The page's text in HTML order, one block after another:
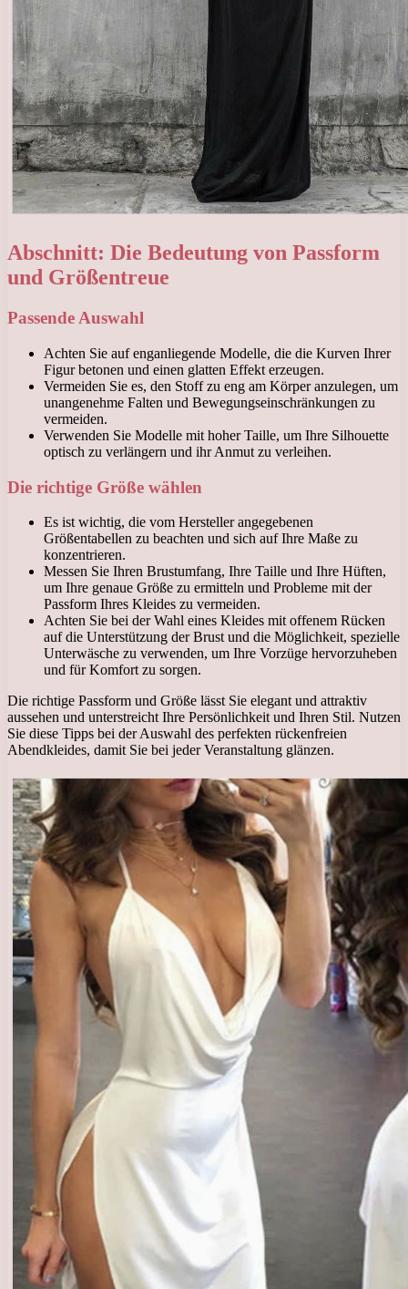
Abschnitt: Die Bedeutung von Passform
und Größentreue
Passende Auswahl
Achten Sie auf enganliegende Modelle, die die Kurven Ihrer
Figur betonen und einen glatten Effekt erzeugen.
Vermeiden Sie es, den Stoff zu eng am Körper anzulegen, um
unangenehme Falten und Bewegungseinschränkungen zu
vermeiden.
Verwenden Sie Modelle mit hoher Taille, um Ihre Silhouette
optisch zu verlängern und ihr Anmut zu verleihen.
Die richtige Größe wählen
Es ist wichtig, die vom Hersteller angegebenen
Größentabellen zu beachten und sich auf Ihre Maße zu
konzentrieren.
Messen Sie Ihren Brustumfang, Ihre Taille und Ihre Hüften,
um Ihre genaue Größe zu ermitteln und Probleme mit der
Passform Ihres Kleides zu vermeiden.
Achten Sie bei der Wahl eines Kleides mit offenem Rücken
auf die Unterstützung der Brust und die Möglichkeit, spezielle
Unterwäsche zu verwenden, um Ihre Vorzüge hervorzuheben
und für Komfort zu sorgen.
Die richtige Passform und Größe lässt Sie elegant und attraktiv
aussehen und unterstreicht Ihre Persönlichkeit und Ihren Stil. Nutzen
Sie diese Tipps bei der Auswahl des perfekten rückenfreien
Abendkleides, damit Sie bei jeder Veranstaltung glänzen.